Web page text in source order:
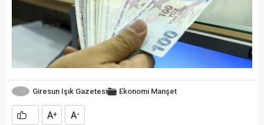
Giresun Işık Gazetesi Ekonomi Manşet
A+ A-